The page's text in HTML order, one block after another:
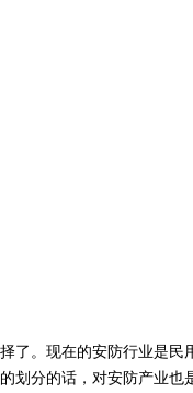
了。现在的安防行业是民
划分的话，对安防产业也